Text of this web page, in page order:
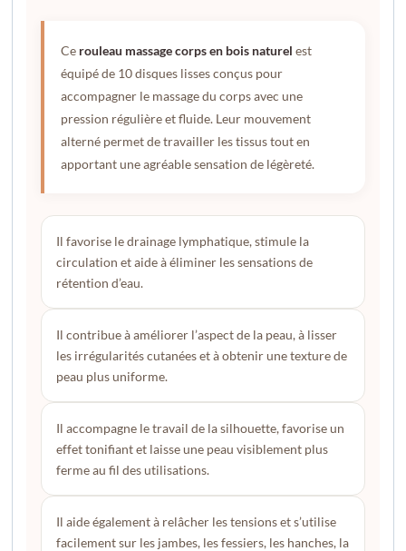
Ce rouleau massage corps en bois naturel est
équipé de 10 disques lisses conçus pour
accompagner le massage du corps avec une
pression régulière et fluide. Leur mouvement
alterné permet de travailler les tissus tout en
apportant une agréable sensation de légèreté.
Il favorise le drainage lymphatique, stimule la
circulation et aide à éliminer les sensations de
rétention d’eau.
Il contribue à améliorer l’aspect de la peau, à lisser
les irrégularités cutanées et à obtenir une texture de
peau plus uniforme.
Il accompagne le travail de la silhouette, favorise un
effet tonifiant et laisse une peau visiblement plus
ferme au fil des utilisations.
Il aide également à relâcher les tensions et s’utilise
facilement sur les jambes, les fessiers, les hanches, la